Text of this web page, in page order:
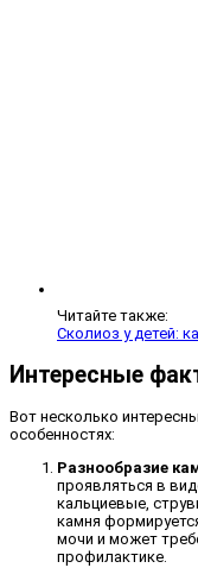
Читайте также:
Cколиоз у детей:
Интересные
Вот несколько
особенностях:
Разнообразие
проявляться в
кальциевые,
камня
мочи и может
профилактике.